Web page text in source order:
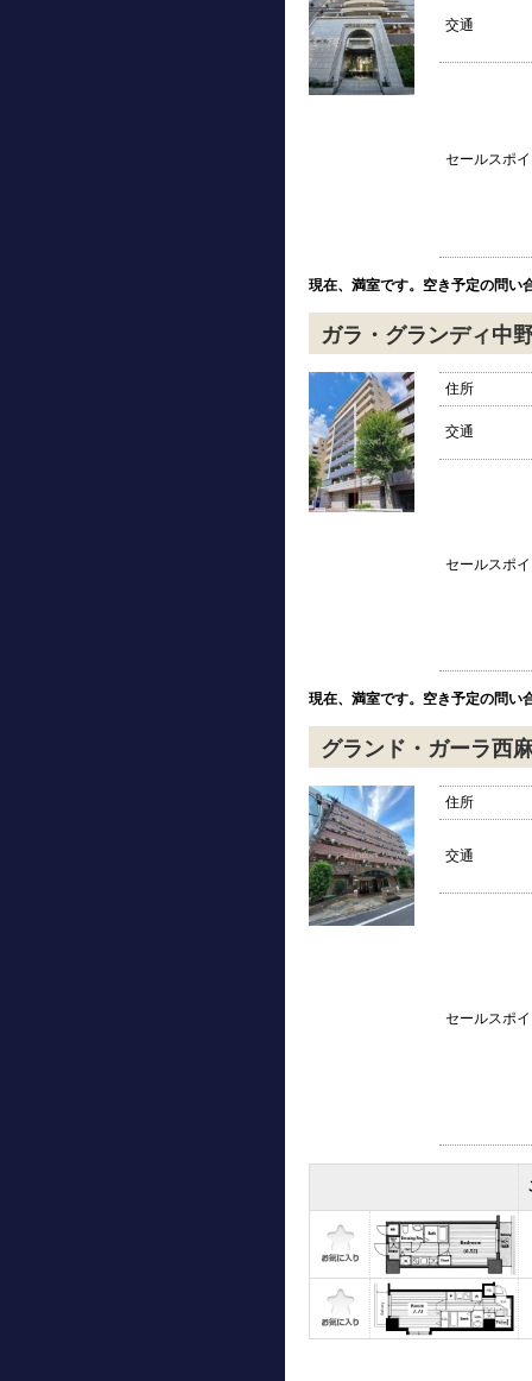
交通
セールスポ
現在、満室です。空き予定の問い
ガラ・グランディ中
住所
交通
セールスポ
現在、満室です。空き予定の問い
グランド・ガーラ西
住所
交通
セールスポ